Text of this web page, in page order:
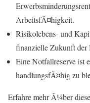
ArbeitsfÃ¤higkeit.
Risikolebens- und
finanzielle Zukunft der
Eine Notfallreserve ist
handlungsfÃ¤hig zu
Erfahre mehr Ã¼ber